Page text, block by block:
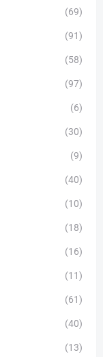
(69)
(91)
(58)
(97)
(6)
(30)
(9)
(40)
(10)
(18)
(16)
(11)
(61)
(40)
(13)